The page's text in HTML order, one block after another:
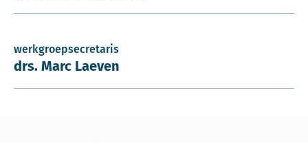
werkgroepsecretaris
drs. Marc Laeven